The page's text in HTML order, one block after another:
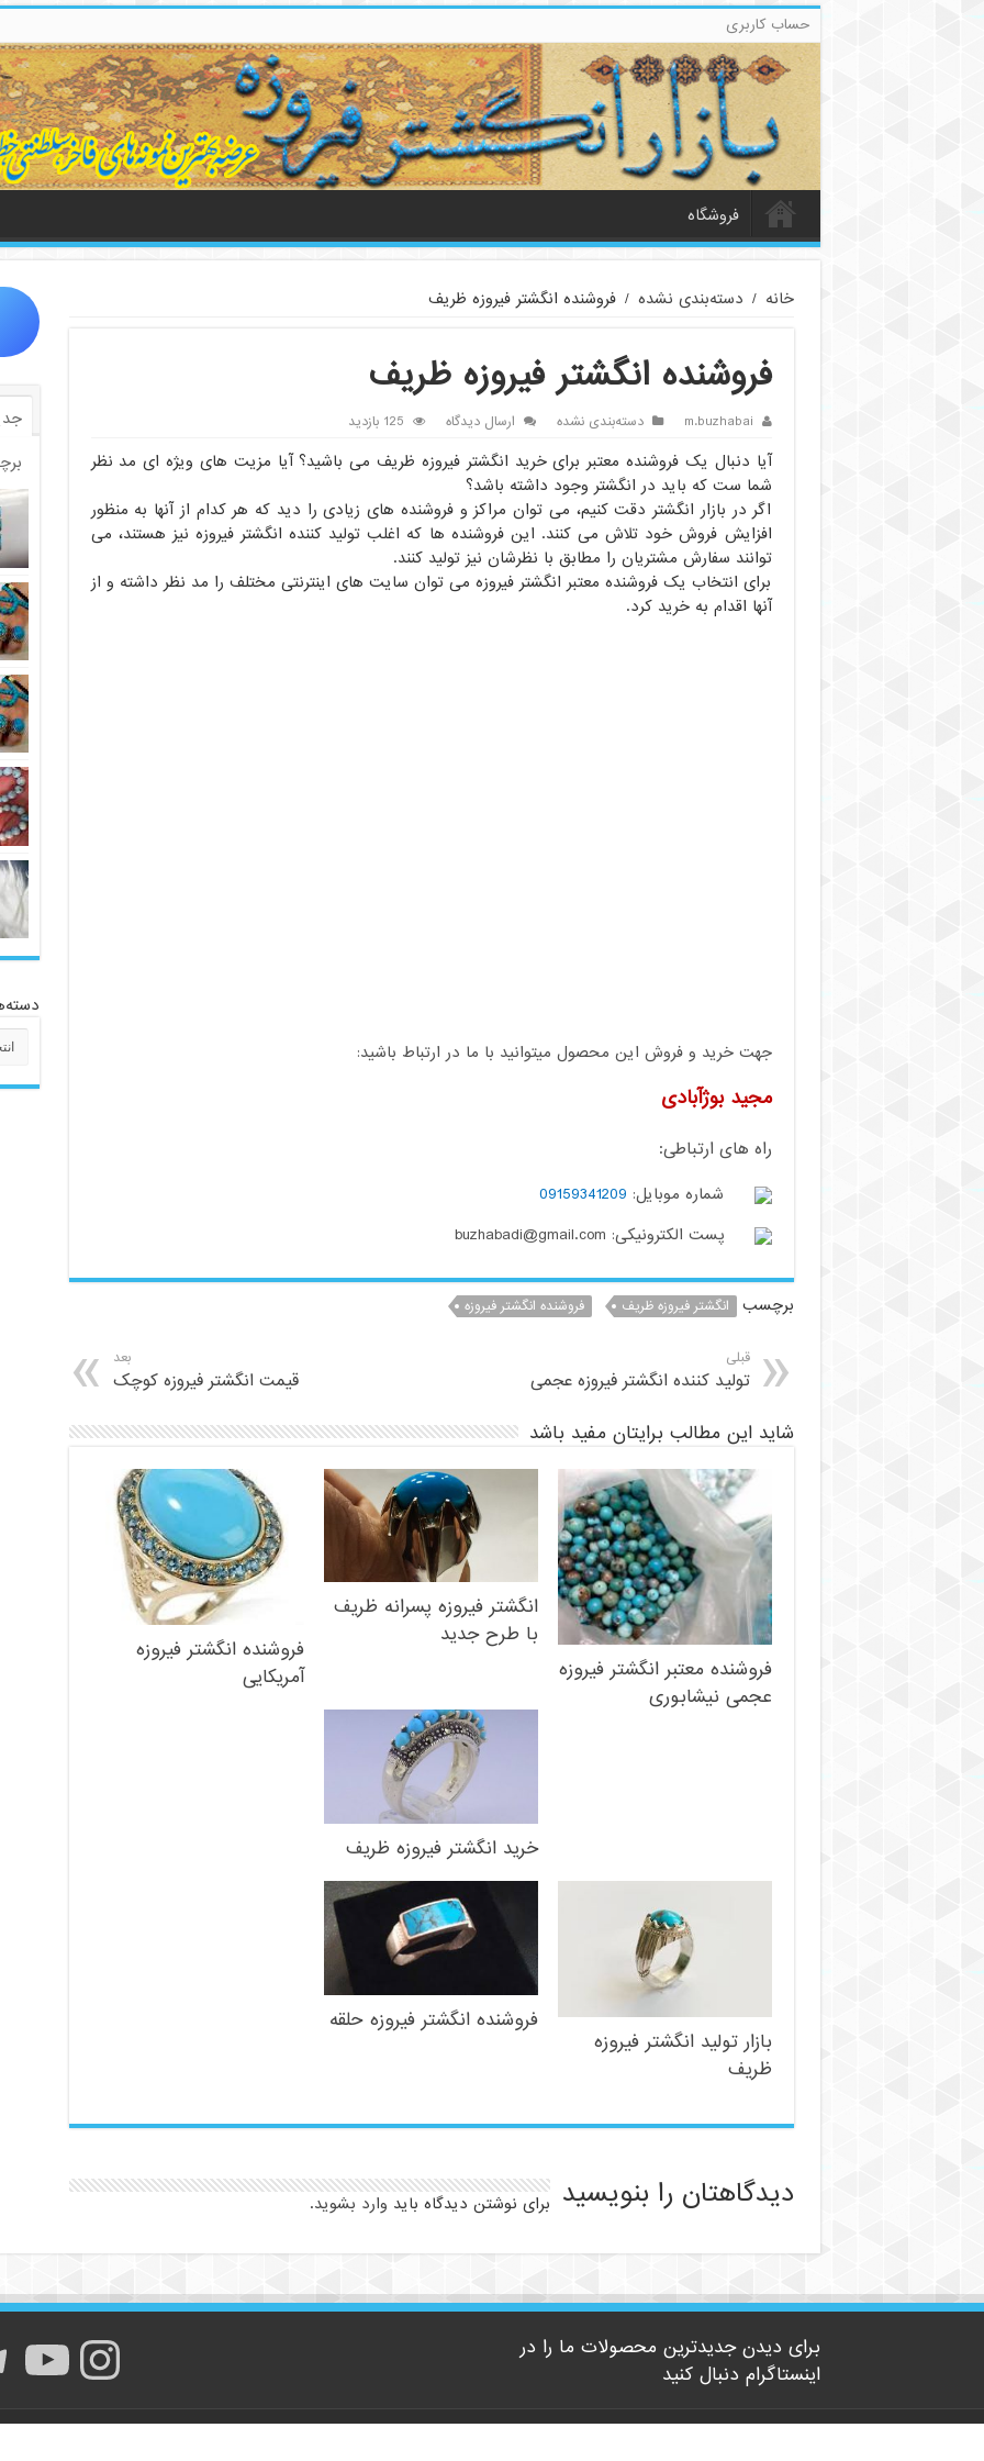
حساب کاربری
فروشگاه
خانه / دسته‌بندی نشده / فروشنده انگشتر فیروزه ظریف
فروشنده انگشتر فیروزه ظریف
m.buzhabai دسته‌بندی نشده ارسال دیدگاه 125 بازدید
آیا دنبال یک فروشنده معتبر برای خرید انگشتر فیروزه ظریف می باشید؟ آیا مزیت های ویژه ای مد نظر
شما ست که باید در انگشتر وجود داشته باشد؟
اگر در بازار انگشتر دقت کنیم، می توان مراکز و فروشنده های زیادی را دید که هر کدام از آنها به منظور
افزایش فروش خود تلاش می کنند. این فروشنده ها که اغلب تولید کننده انگشتر فیروزه نیز هستند، می
توانند سفارش مشتریان را مطابق با نظرشان نیز تولید کنند.
برای انتخاب یک فروشنده معتبر انگشتر فیروزه می توان سایت های اینترنتی مختلف را مد نظر داشته و از
آنها اقدام به خرید کرد.
جهت خرید و فروش این محصول میتوانید با ما در ارتباط باشید:
مجید بوژآبادی
راه های ارتباطی:
شماره موبایل: 09159341209
پست الکترونیکی: buzhabadi@gmail.com
برچسب انگشتر فیروزه ظریف فروشنده انگشتر فیروزه
قبلی
تولید کننده انگشتر فیروزه عجمی
بعد
قیمت انگشتر فیروزه کوچک
شاید این مطالب برایتان مفید باشد
فروشنده معتبر انگشتر فیروزه
عجمی نیشابوری
انگشتر فیروزه پسرانه ظریف
با طرح جدید
فروشنده انگشتر فیروزه
آمریکایی
خرید انگشتر فیروزه ظریف
بازار تولید انگشتر فیروزه
ظریف
فروشنده انگشتر فیروزه حلقه
دیدگاهتان را بنویسید برای نوشتن دیدگاه باید وارد بشوید.
برای دیدن جدیدترین محصولات ما را در
اینستاگرام دنبال کنید